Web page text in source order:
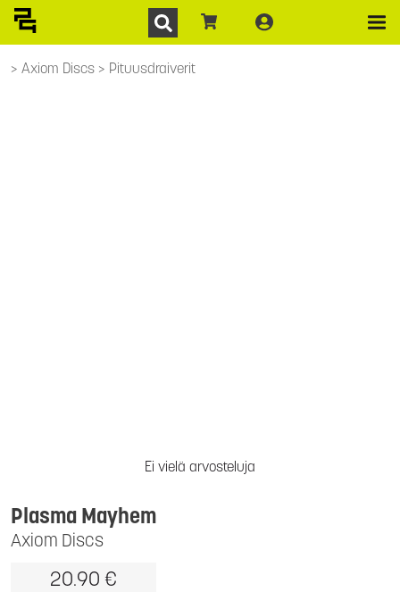
Axiom Discs Pituusdraiverit
Ei vielä arvosteluja
Axiom Discs
Plasma Mayhem
20.90 €